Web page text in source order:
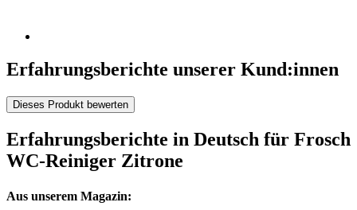
Erfahrungsberichte unserer Kund:innen
Dieses Produkt bewerten
Erfahrungsberichte in Deutsch für Frosch
WC-Reiniger Zitrone
Aus unserem Magazin: